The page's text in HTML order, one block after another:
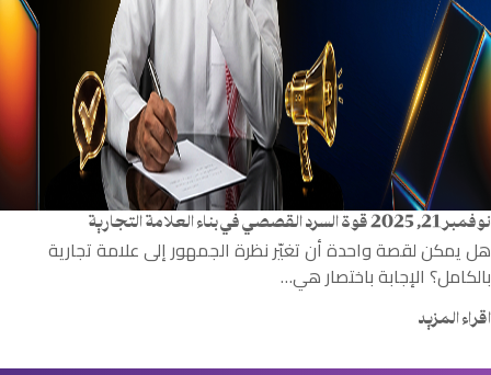
نوفمبر 21, 2025 قوة السرد القصصي في بناء العلامة التجارية
هل يمكن لقصة واحدة أن تغيّر نظرة الجمهور إلى علامة تجارية
بالكامل؟ الإجابة باختصار هي…
اقراء المزيد